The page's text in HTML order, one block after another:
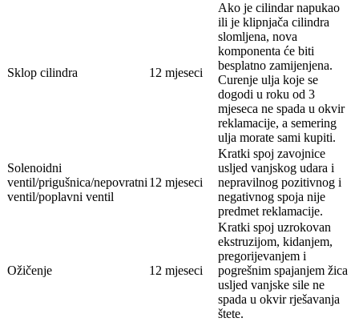
Sklop cilindra 12 mjeseci
Ako je cilindar napukao
ili je klipnjača cilindra
slomljena, nova
komponenta će biti
besplatno zamijenjena.
Curenje ulja koje se
dogodi u roku od 3
mjeseca ne spada u okvir
reklamacije, a semering
ulja morate sami kupiti.
Solenoidni
ventil/prigušnica/nepovratni
ventil/poplavni ventil
12 mjeseci
Kratki spoj zavojnice
usljed vanjskog udara i
nepravilnog pozitivnog i
negativnog spoja nije
predmet reklamacije.
Ožičenje 12 mjeseci
Kratki spoj uzrokovan
ekstruzijom, kidanjem,
pregorijevanjem i
pogrešnim spajanjem žica
usljed vanjske sile ne
spada u okvir rješavanja
štete.